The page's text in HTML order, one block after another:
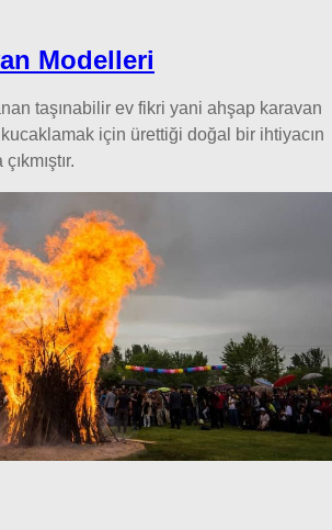
Modelleri
taşınabilir ev fikri yani ahşap karavan
için ürettiği doğal bir ihtiyacın